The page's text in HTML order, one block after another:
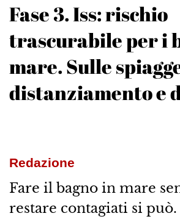
Fase 3. Iss: rischio
trascurabile per i
mare. Sulle
distanziamento e
Redazione
Fare il bagno in mare
restare contagiati si può.